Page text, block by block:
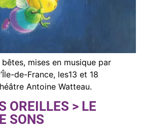
mises en musique par
de-France, les13 et 18
Antoine Watteau.
OREILLES > LE
SONS